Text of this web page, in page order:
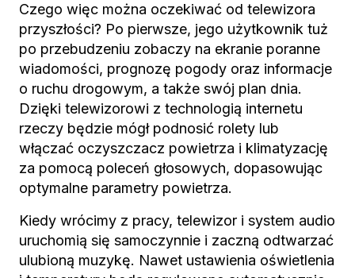
Czego więc można oczekiwać od telewizora
przyszłości? Po pierwsze, jego użytkownik tuż
po przebudzeniu zobaczy na ekranie poranne
wiadomości, prognozę pogody oraz informacje
o ruchu drogowym, a także swój plan dnia.
Dzięki telewizorowi z technologią internetu
rzeczy będzie mógł podnosić rolety lub
włączać oczyszczacz powietrza i klimatyzację
za pomocą poleceń głosowych, dopasowując
optymalne parametry powietrza.
Kiedy wrócimy z pracy, telewizor i system audio
uruchomią się samoczynnie i zaczną odtwarzać
ulubioną muzykę. Nawet ustawienia oświetlenia